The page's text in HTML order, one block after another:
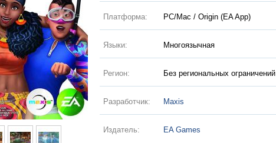
Платформа: PC/Mac / Origin (EA App)
Языки: Многоязычная
Регион: Без региональных ограничений
Разработчик: Maxis
Издатель: EA Games